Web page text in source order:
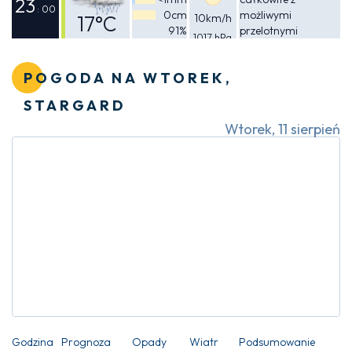
23 : 00
17°C
0cm
91%
10km/h
1017 hPa
możliwymi
przelotnymi
POGODA NA WTOREK,
STARGARD
Wtorek, 11 sierpień
Godzina Prognoza Opady Wiatr Podsumowanie